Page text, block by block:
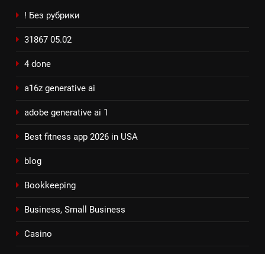
! Без рубрики
31867 05.02
4 done
a16z generative ai
adobe generative ai 1
Best fitness app 2026 in USA
blog
Bookkeeping
Business, Small Business
Casino